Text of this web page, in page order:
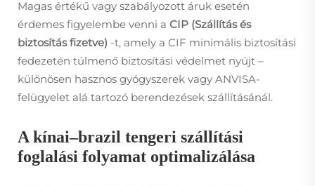
Magas értékű vagy szabályozott áruk esetén
érdemes figyelembe venni a CIP (Szállítás és
biztosítás fizetve) -t, amely a CIF minimális biztosítási
fedezetén túlmenő biztosítási védelmet nyújt –
különösen hasznos gyógyszerek vagy ANVISA-
felügyelet alá tartozó berendezések szállításánál.
A kínai–brazil tengeri szállítási
foglalási folyamat optimalizálása